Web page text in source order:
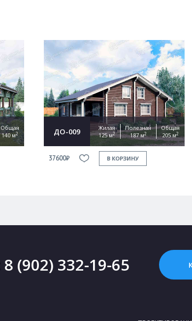
Общая
140 м2 ДО-009
Жилая
125 м2
Полезная
187 м2
Общая
205 м2
37600₽ В КОРЗИНУ
8 (902) 332-19-65